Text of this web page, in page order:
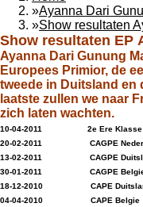
»Ayanna Dari
»Show resultaten
Show resultaten EP
Ayanna Dari Gunung
Europees Primior, de
tweede in Duitsland en
laatste zullen we naar
zich laten wachten.
10-04-2011 2e Ere Klasse /
20-02-2011 CAGPE
13-02-2011 CAGPE
30-01-2011 CAGPE Belgie /
18-12-2010 CAPE Duitsland
04-04-2010 CAPE Belgie